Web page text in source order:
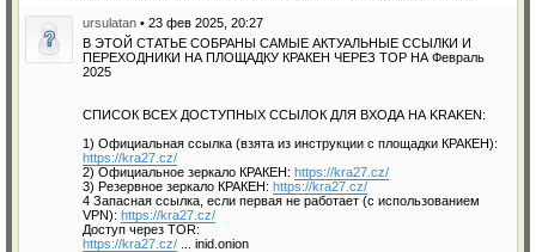
ursulatan • 23 фев 2025, 20:27
В ЭТОЙ СТАТЬЕ СОБРАНЫ САМЫЕ АКТУАЛЬНЫЕ ССЫЛКИ И
ПЕРЕХОДНИКИ НА ПЛОЩАДКУ КРАКЕН ЧЕРЕЗ ТОР НА Февраль
2025
СПИСОК ВСЕХ ДОСТУПНЫХ ССЫЛОК ДЛЯ ВХОДА НА KRAKЕN:
1) Официальная ссылка (взята из инструкции с площадки КРАКEН):
https://kra27.cz/
2) Официальное зеркалo КРАКЕH: https://kra27.cz/
3) Резервное зеркалo КРАКЕH: https://kra27.cz/
4 Запасная ссылка, если первая не работает (с использованием
VPN): https://kra27.cz/
Доступ через TOR:
https://kra27.cz/ ... inid.onion